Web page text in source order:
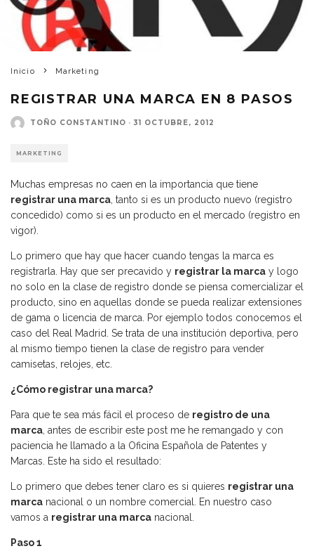
Inicio Marketing
REGISTRAR UNA MARCA EN 8 PASOS
TOÑO CONSTANTINO · 31 OCTUBRE, 2012
MARKETING
Muchas empresas no caen en la importancia que tiene
registrar una marca , tanto si es un producto nuevo (registro
concedido) como si es un producto en el mercado (registro en
vigor).
Lo primero que hay que hacer cuando tengas la marca es
registrarla. Hay que ser precavido y registrar la marca y logo
no solo en la clase de registro donde se piensa comercializar el
producto, sino en aquellas donde se pueda realizar extensiones
de gama o licencia de marca. Por ejemplo todos conocemos el
caso del Real Madrid. Se trata de una institución deportiva, pero
al mismo tiempo tienen la clase de registro para vender
camisetas, relojes, etc.
¿Cómo registrar una marca?
Para que te sea más fácil el proceso de registro de una
marca , antes de escribir este post me he remangado y con
paciencia he llamado a la Oficina Española de Patentes y
Marcas. Este ha sido el resultado:
Lo primero que debes tener claro es si quieres registrar una
marca nacional o un nombre comercial. En nuestro caso
vamos a registrar una marca nacional.
Paso 1